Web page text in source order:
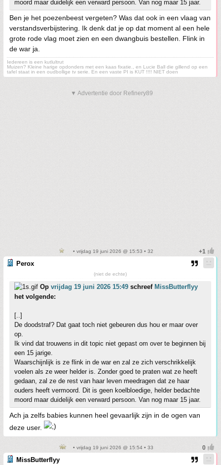
moord maar duidelijk een verward persoon. Van nog maar 15 jaar.
Ben je het poezenbeest vergeten? Was dat ook in een vlaag van
verstandsverbijstering. Ik denk dat je op dat moment al een hele
grote rode vlag moet zien en een dwangbuis bestellen. Flink in
de war ja.
Iedereen is een kutlultrut
Muizen? Kleine harige opdonders met een kaas fixatie., en Lucie Ball die gillend op een
tafel staat in een oudbollige tv serie. En een vaste PI is KUT !!!! NIET doen
▼ Advertentie door Refinery89
• vrijdag 19 juni 2026 @ 15:53 • 32
Perox
(niet de echte)
Op vrijdag 19 juni 2026 15:49 schreef MissButterflyy
het volgende:
[..]
De doodstraf? Dat gaat toch niet gebeuren dus hou er maar over
op.
Ik vind dat trouwens in dit topic niet gepast om over te beginnen bij
een 15 jarige.
Waarschijnlijk is ze flink in de war en zal ze zich verschrikkelijk
voelen als ze weer helder is. Zonder goed te praten wat ze heeft
gedaan, zal ze de rest van haar leven meedragen dat ze haar
ouders heeft vermoord. Dit is geen koelbloedige, helder bedachte
moord maar duidelijk een verward persoon. Van nog maar 15 jaar.
Ach ja zelfs babies kunnen heel gevaarlijk zijn in de ogen van
deze user.
• vrijdag 19 juni 2026 @ 15:54 • 33
MissButterflyy